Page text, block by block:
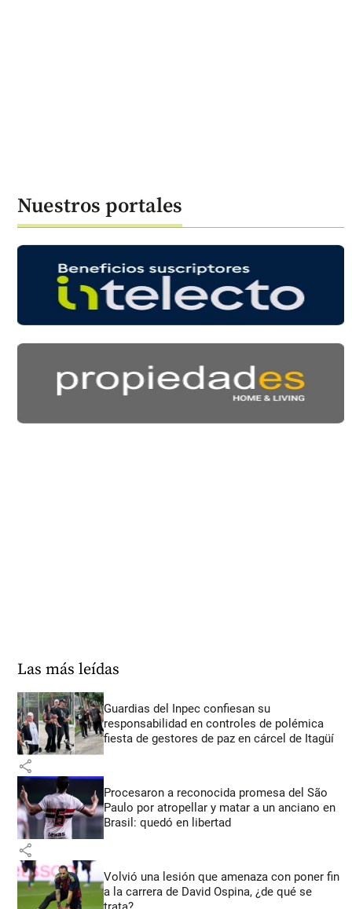
Nuestros portales
Las más leídas
Guardias del Inpec confiesan su
responsabilidad en controles de polémica
fiesta de gestores de paz en cárcel de Itagüí
share
Procesaron a reconocida promesa del São
Paulo por atropellar y matar a un anciano en
Brasil: quedó en libertad
share
Volvió una lesión que amenaza con poner fin
a la carrera de David Ospina, ¿de qué se